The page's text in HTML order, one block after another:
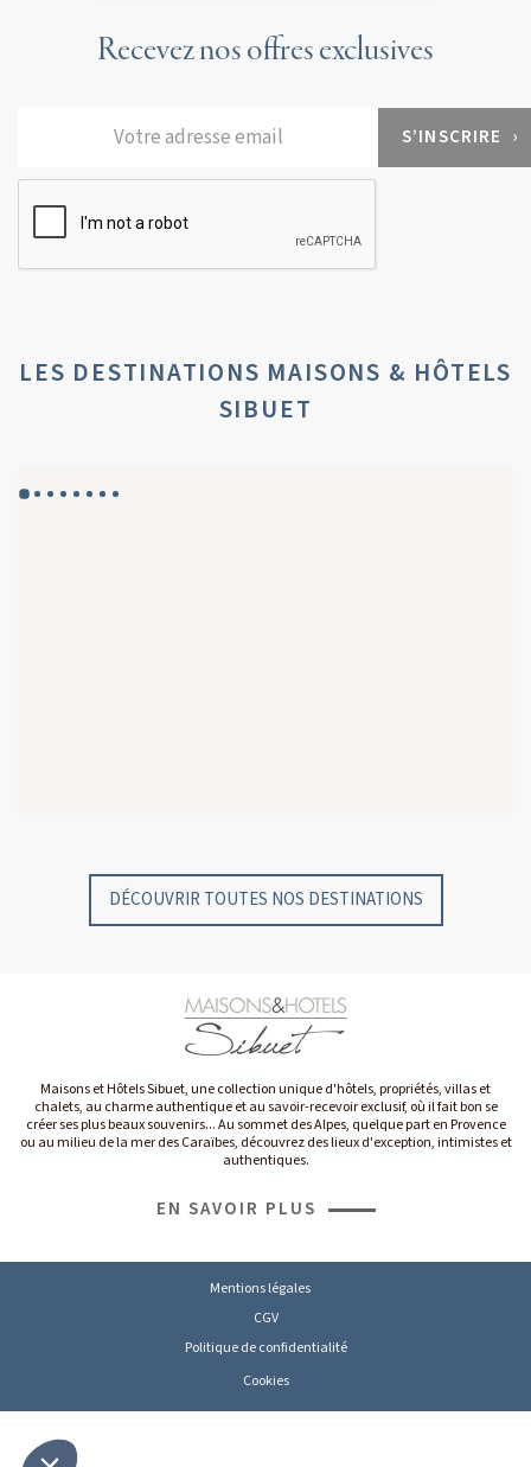
Recevez nos offres exclusives
LES DESTINATIONS MAISONS & HÔTELS
SIBUET
DÉCOUVRIR TOUTES NOS DESTINATIONS
Maisons et Hôtels Sibuet, une collection unique d'hôtels, propriétés, villas et
chalets, au charme authentique et au savoir-recevoir exclusif, où il fait bon se
créer ses plus beaux souvenirs... Au sommet des Alpes, quelque part en Provence
ou au milieu de la mer des Caraïbes, découvrez des lieux d'exception, intimistes et
authentiques.
EN SAVOIR PLUS
Mentions légales
CGV
Politique de confidentialité
Cookies